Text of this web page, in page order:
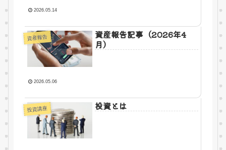
2026.05.14
資産報告
資産報告記事（2026年4
月）
2026.05.06
投資講座 投資とは